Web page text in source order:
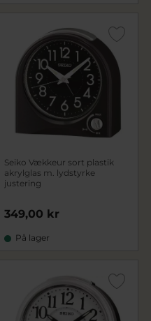
Seiko Vækkeur sort plastik
akrylglas m. lydstyrke
justering
349,00 kr
På lager